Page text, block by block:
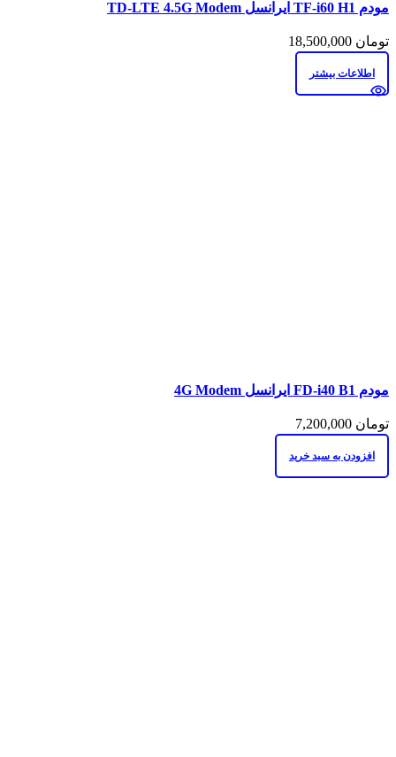
نمایش سریع
افزودن به علاقه مندی
مودم TF-i60 H1 ایرانسل TD-LTE 4.5G Modem
تومان
اطلاعات بیشتر
نمایش سریع
افزودن به علاقه مندی
مودم FD-i40 B1 ایرانسل 4G Modem
تومان
افزودن به سبد خرید